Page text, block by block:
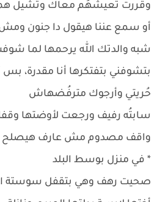
وقررت تعيشهُم معاك وتشيل
أو سمع عننا هيقول دا جنون ومش
شبه والدتك الله يرحمها لما
بتشوفني بتفتكرها أنا مقدرة، بس
حُريتي وأرجوك مترفُضهاش
سابتُه رفيف ورجعت لأوضتها
واقف مصدوم مش عارف هيصلح
* في منزل بوسط البلد
صحيت رهف وهي بتقفل سوستة